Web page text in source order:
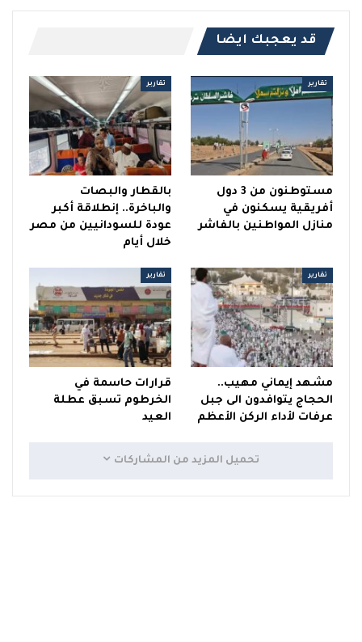
قد يعجبك ايضا
تقارير
مستوطنون من 3 دول
أفريقية يسكنون في
منازل المواطنين بالفاشر
تقارير
بالقطار والبصات
والباخرة.. إنطلاقة أكبر
عودة للسودانيين من مصر
خلال أيام
تقارير
مشهد إيماني مهيب..
الحجاج يتوافدون الى جبل
عرفات لأداء الركن الأعظم
تقارير
قرارات حاسمة في
الخرطوم تسبق عطلة
العيد
تحميل المزيد من المشاركات